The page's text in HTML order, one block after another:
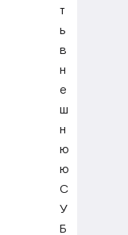
т
ь
в
н
е
ш
н
ю
ю
С
У
Б